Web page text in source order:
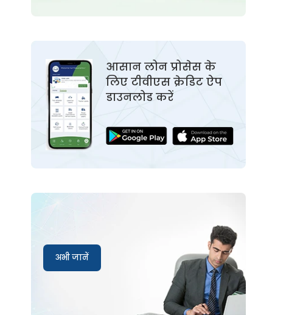
आसान लोन प्रोसेस के
लिए टीवीएस क्रेडिट ऐप
डाउनलोड करें
अभी जानें